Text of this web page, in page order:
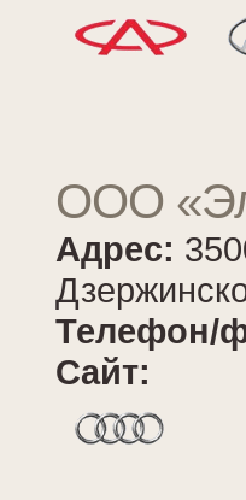
ООО
Адрес:
Телефон/
Сайт: